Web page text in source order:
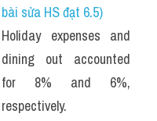
bài sửa HS đạt 6.5)
Holiday expenses and
dining out accounted
for 8% and 6%,
respectively.